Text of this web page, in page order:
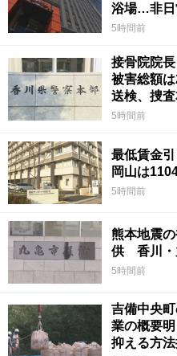
浴場…非日
5時間前
接骨院院
被害総額
送検、捜
5時間前
最低賃金
岡山は
5時間前
熊本地震
供 香川・
5時間前
吉備中央
業の概要
抑える方